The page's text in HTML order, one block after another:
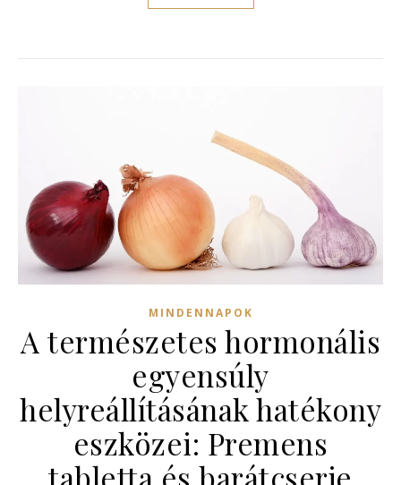
MINDENNAPOK
A természetes hormonális
egyensúly
helyreállításának hatékony
eszközei: Premens